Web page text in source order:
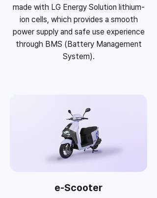
made with LG Energy Solution lithium-
ion cells, which provides a smooth
power supply and safe use experience
through BMS (Battery Management
System).
e-Scooter